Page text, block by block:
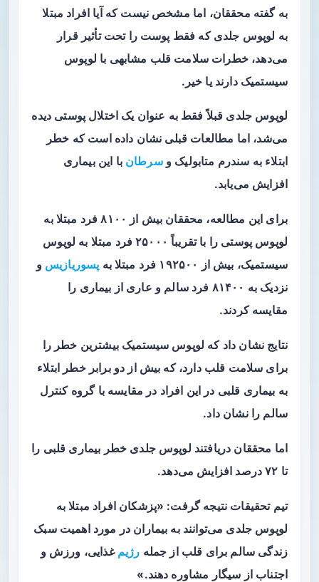
به گفته محققان، اما مشخص نیست که آیا افراد مبتلا
به لوپوس جلدی که فقط پوست را تحت تأثیر قرار
می‌دهد، خطرات سلامت قلب مشابهی با لوپوس
سیستمیک دارند یا خیر.
لوپوس جلدی قبلاً فقط به عنوان یک اختلال پوستی دیده
می‌شد، اما مطالعات قبلی نشان داده است که خطر
ابتلاء به سندرم متابولیک وسرطان با این بیماری
افزایش می‌یابد.
برای این مطالعه، محققان بیش از ۸۱۰۰ فرد مبتلا به
لوپوس پوستی را با تقریباً ۲۵۰۰۰ فرد مبتلا به لوپوس
سیستمیک، بیش از ۱۹۲۵۰۰ فرد مبتلا به
پسوریازیس و
نزدیک به ۸۱۴۰۰ فرد سالم و عاری از بیماری را
مقایسه کردند.
نتایج نشان داد که لوپوس سیستمیک بیشترین خطر را
برای سلامت قلب دارد، که بیش از دو برابر خطر ابتلاء
به بیماری قلبی در این افراد در مقایسه با گروه کنترل
سالم را نشان داد.
اما محققان دریافتند لوپوس جلدی خطر بیماری قلبی را
تا ۷۲ درصد افزایش می‌دهد.
تیم تحقیقات نتیجه گرفت: «پزشکان افراد مبتلا به
لوپوس جلدی می‌توانند به بیماران در مورد اهمیت سبک
زندگی سالم برای قلب از جمله رژیم غذایی، ورزش و
اجتناب از سیگار مشاوره دهند.»